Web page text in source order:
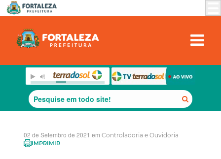
02 de Setembro de 2021 em Controladoria e Ouvidoria
IMPRIMIR